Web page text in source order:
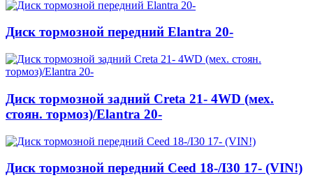
Диск тормозной передний Elantra 20-
Диск тормозной задний Creta 21- 4WD (мех.
стоян. тормоз)/Elantra 20-
Диск тормозной передний Ceed 18-/I30 17- (VIN!)